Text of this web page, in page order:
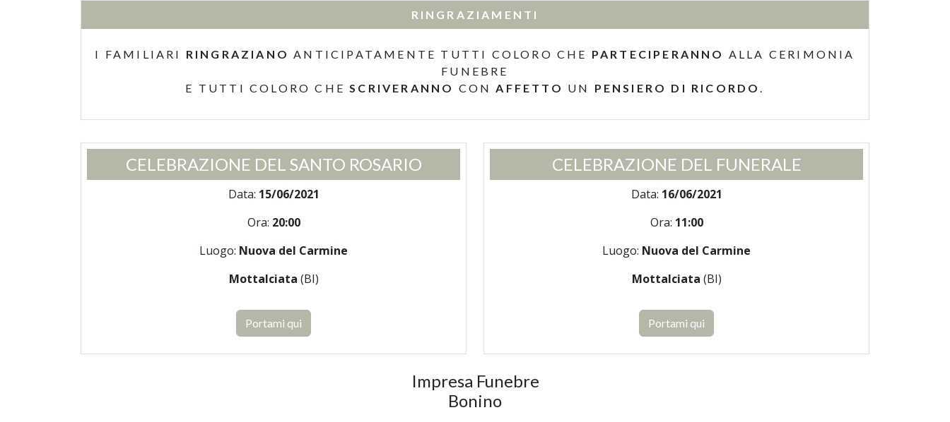
RINGRAZIAMENTI
I FAMILIARI RINGRAZIANO ANTICIPATAMENTE TUTTI COLORO CHE PARTECIPERANNO ALLA CERIMONIA
FUNEBRE
E TUTTI COLORO CHESCRIVERANNO CONAFFETTO UN PENSIERO DI RICORDO.
CELEBRAZIONE DEL SANTO ROSARIO
Data: 15/06/2021
Ora: 20:00
Luogo: Nuova del Carmine
Mottalciata (BI)
Portami qui
CELEBRAZIONE DEL FUNERALE
Data: 16/06/2021
Ora: 11:00
Luogo: Nuova del Carmine
Mottalciata (BI)
Portami qui
Impresa Funebre
Bonino